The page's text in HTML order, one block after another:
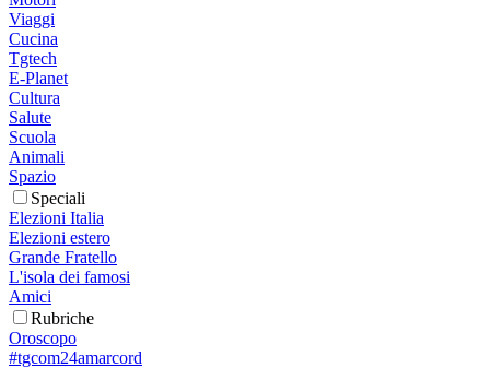
Viaggi
Cucina
Tgtech
E-Planet
Cultura
Salute
Scuola
Animali
Spazio
Speciali
Elezioni Italia
Elezioni estero
Grande Fratello
L'isola dei famosi
Amici
Rubriche
Oroscopo
#tgcom24amarcord